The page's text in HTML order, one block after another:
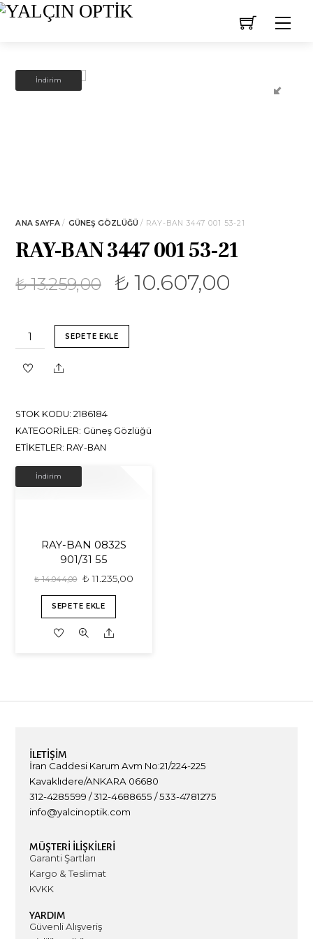
Skip
İndirim İNDIRIM!
ANA SAYFA/ GÜNEŞ GÖZLÜĞÜ/ RAY-BAN 3447 001 53-21
RAY-BAN 3447 001 53-21
₺13.259,00 ₺ 10.607,00
RAY-
BAN
3447
21
adet
SEPETE EKLE
Share
STOK KODU:2186184
KATEGORILER: Güneş Gözlüğü
ETIKETLER: RAY-BAN
İndirim
RAY-BAN 0832S
901/31 55
₺14.044,00 ₺ 11.235,00
SEPETE EKLE
Share
İLETIŞIM
İran Caddesi Karum Avm No:21/224-225
Kavaklıdere/ANKARA 06680
312-4285599 / 312-4688655 / 533-4781275
info@yalcinoptik.com
MÜŞTERİ İLİŞKİLERİ
Garanti Şartları
Kargo & Teslimat
KVKK
YARDIM
Güvenli Alışveriş